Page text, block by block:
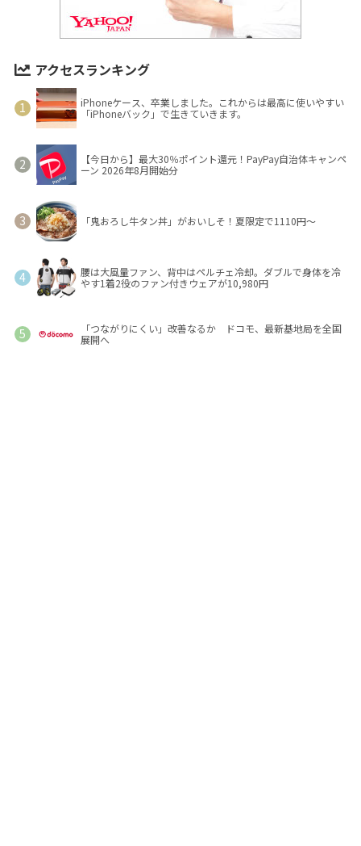
アクセスランキング
iPhoneケース、卒業しました。これからは最高に使いやすい
「iPhoneバック」で生きていきます。
【今日から】最大30％ポイント還元！PayPay自治体キャンペ
ーン 2026年8月開始分
「鬼おろし牛タン丼」がおいしそ！夏限定で1110円～
腰は大風量ファン、背中はペルチェ冷却。ダブルで身体を冷
やす1着2役のファン付きウェアが10,980円
「つながりにくい」改善なるか ドコモ、最新基地局を全国
展開へ